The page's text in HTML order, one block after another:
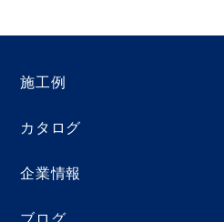
施工例
カタログ
企業情報